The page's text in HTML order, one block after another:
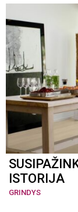
ISTORIJA
GRINDYS